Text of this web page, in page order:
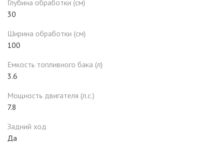
Глубина обработки (см)
30
Ширина обработки (см)
100
Емкость топливного бака (л)
3.6
Мощность двигателя (л.с.)
7.8
Задний ход
Да